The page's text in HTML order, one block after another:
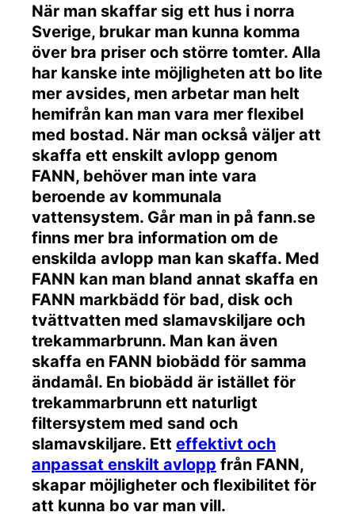
När man skaffar sig ett hus i norra
Sverige, brukar man kunna komma
över bra priser och större tomter. Alla
har kanske inte möjligheten att bo lite
mer avsides, men arbetar man helt
hemifrån kan man vara mer flexibel
med bostad. När man också väljer att
skaffa ett enskilt avlopp genom
FANN, behöver man inte vara
beroende av kommunala
vattensystem. Går man in på fann.se
finns mer bra information om de
enskilda avlopp man kan skaffa. Med
FANN kan man bland annat skaffa en
FANN markbädd för bad, disk och
tvättvatten med slamavskiljare och
trekammarbrunn. Man kan även
skaffa en FANN biobädd för samma
ändamål. En biobädd är istället för
trekammarbrunn ett naturligt
filtersystem med sand och
slamavskiljare. Ett effektivt och
anpassat enskilt avlopp från FANN,
skapar möjligheter och flexibilitet för
att kunna bo var man vill.